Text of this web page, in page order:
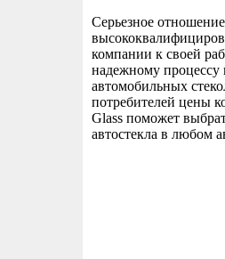
Серьезное отношение
компании к своей
надежному процессу
автомобильных
потребителей цены
Glass поможет
автостекла в любом